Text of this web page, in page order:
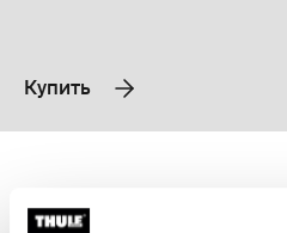
Купить
Thule Aion travel backpack 40L
Thule Aion travel backpack 40L
Thule Aion travel